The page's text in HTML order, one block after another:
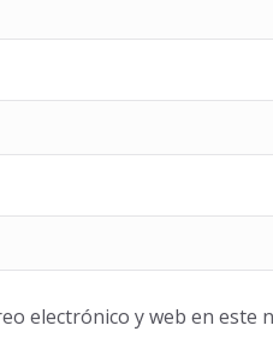
electrónico y web en este